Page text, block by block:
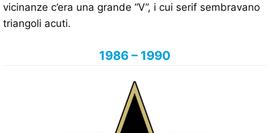
vicinanze c’era una grande “V”, i cui serif sembravano
triangoli acuti.
1986 – 1990